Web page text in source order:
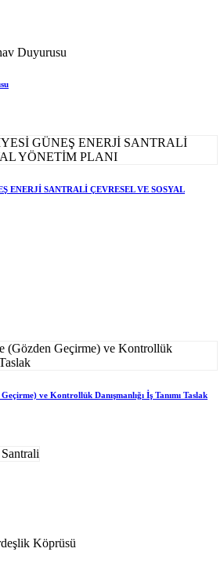
ENERJİ SANTRALİ ÇEVRESEL VE SOSYAL
ve Kontrollük Danışmanlığı İş Tanımı Taslak